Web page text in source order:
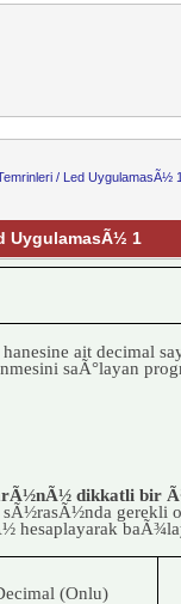
/ Led UygulamasÃ½
UygulamasÃ½ 1
ait decimal
saÃ°layan
dikkatli bir
gerekli
hesaplayarak
(Onlu)